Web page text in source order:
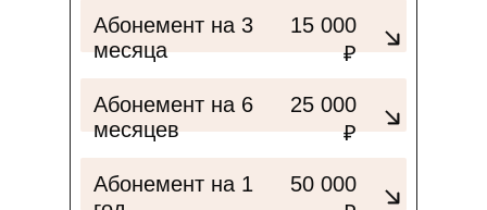
Абонемент на 3
месяца
15 000
₽
Абонемент на 6
месяцев
25 000
₽
Абонемент на 1
50 000